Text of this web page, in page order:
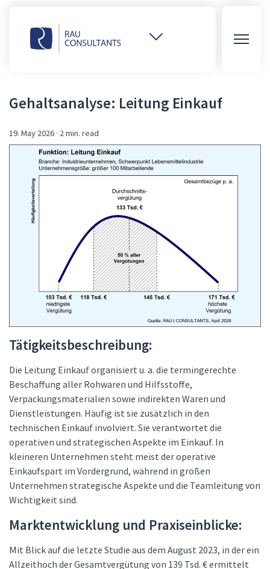
Weitere
Gehaltsanalyse: Leitung Einkauf
19. May 2026 · 2 min. read
Tätigkeitsbeschreibung:
Die Leitung Einkauf organisiert u. a. die termingerechte
Beschaffung aller Rohwaren und Hilfsstoffe,
Verpackungsmaterialien sowie indirekten Waren und
Dienstleistungen. Häufig ist sie zusätzlich in den
technischen Einkauf involviert. Sie verantwortet die
operativen und strategischen Aspekte im Einkauf. In
kleineren Unternehmen steht meist der operative
Einkaufspart im Vordergrund, während in großen
Unternehmen strategische Aspekte und die Teamleitung von
Wichtigkeit sind.
Marktentwicklung und Praxiseinblicke:
Mit Blick auf die letzte Studie aus dem August 2023, in der ein
Allzeithoch der Gesamtvergütung von 139 Tsd. € ermittelt